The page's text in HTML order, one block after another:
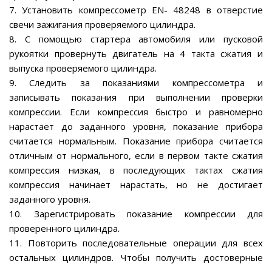
7. Установить компрессометр EN- 48248 в отверстие
свечи зажигания проверяемого цилиндра.
8. С помощью стартера автомобиля или пусковой
рукоятки провернуть двигатель на 4 такта сжатия и
выпуска проверяемого цилиндра.
9. Следить за показаниями компрессометра и
записывать показания при выполнении проверки
компрессии. Если компрессия быстро и равномерно
нарастает до заданного уровня, показание прибора
считается нормальным. Показание прибора считается
отличным от нормального, если в первом такте сжатия
компрессия низкая, в последующих тактах сжатия
компрессия начинает нарастать, но не достигает
заданного уровня.
10. Зарегистрировать показание компрессии для
проверенного цилиндра.
11. Повторить последовательные операции для всех
остальных цилиндров. Чтобы получить достоверные